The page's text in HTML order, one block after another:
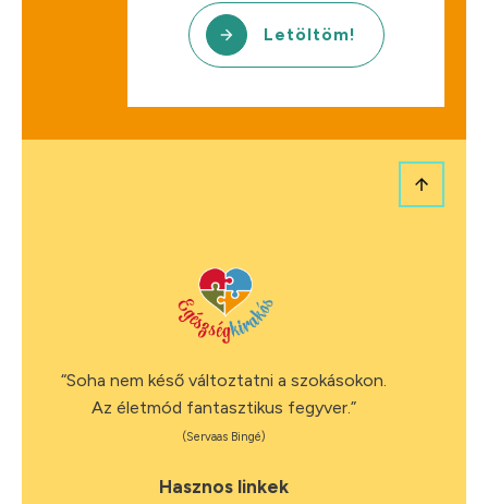
Letöltöm!
“Soha nem késő változtatni a szokásokon.
Az életmód fantasztikus fegyver.”
(Servaas Bingé)
Hasznos linkek